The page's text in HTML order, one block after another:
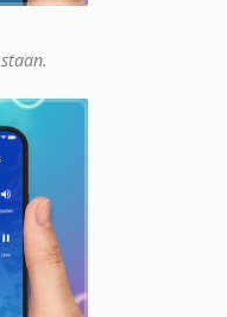
staan.